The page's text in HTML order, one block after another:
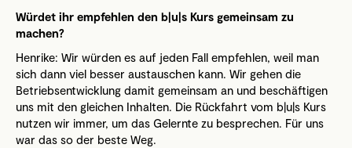
Würdet ihr empfehlen den b|u|s Kurs gemeinsam zu
machen?
Henrike: Wir würden es auf jeden Fall empfehlen, weil man
sich dann viel besser austauschen kann. Wir gehen die
Betriebsentwicklung damit gemeinsam an und beschäftigen
uns mit den gleichen Inhalten. Die Rückfahrt vom b|u|s Kurs
nutzen wir immer, um das Gelernte zu besprechen. Für uns
war das so der beste Weg.